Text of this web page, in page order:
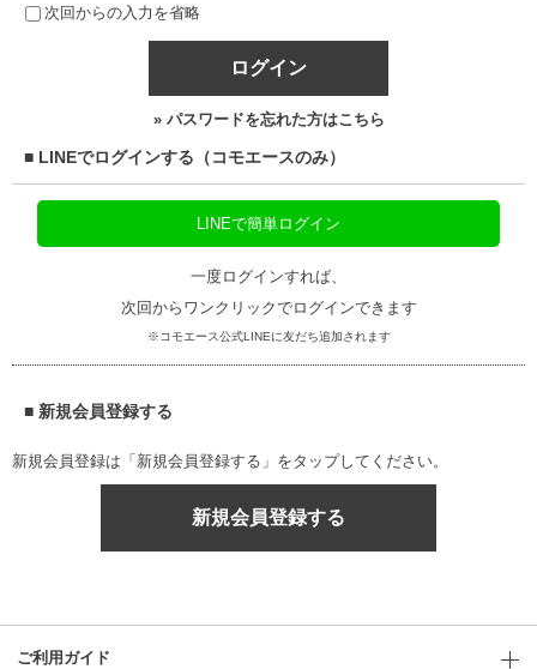
次回からの入力を省略
ログイン
» パスワードを忘れた方はこちら
■ LINEでログインする（コモエースのみ）
LINEで簡単ログイン
一度ログインすれば、
次回からワンクリックでログインできます
※コモエース公式LINEに友だち追加されます
■ 新規会員登録する
新規会員登録は「新規会員登録する」をタップしてください。
新規会員登録する
ご利用ガイド